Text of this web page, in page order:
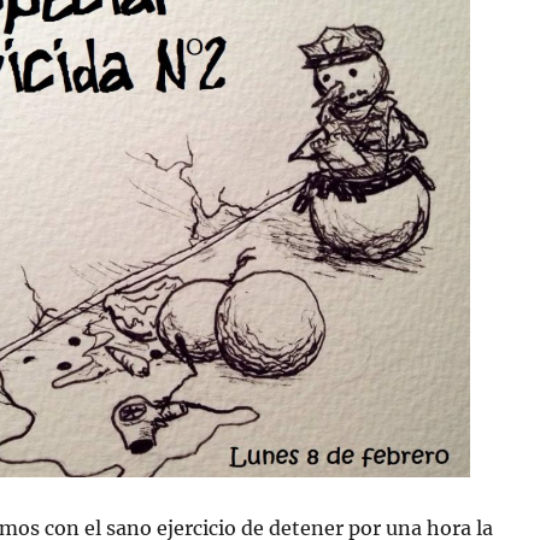
con el sano ejercicio de detener por una hora la